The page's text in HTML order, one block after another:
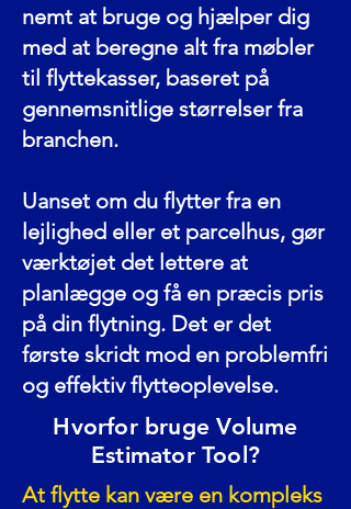
nemt at bruge og hjælper dig
med at beregne alt fra møbler
til flyttekasser, baseret på
gennemsnitlige størrelser fra
branchen.
Uanset om du flytter fra en
lejlighed eller et parcelhus, gør
værktøjet det lettere at
planlægge og få en præcis pris
på din flytning. Det er det
første skridt mod en problemfri
og effektiv flytteoplevelse.
Hvorfor bruge Volume
Estimator Tool?
At flytte kan være en kompleks